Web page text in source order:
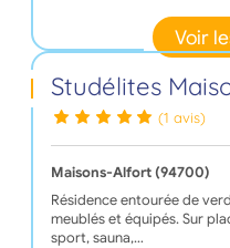
Voir
Studélites
(1 avis)
Maisons-Alfort (94700)
Résidence entourée de
meublés et équipés. Sur
sport, sauna,…